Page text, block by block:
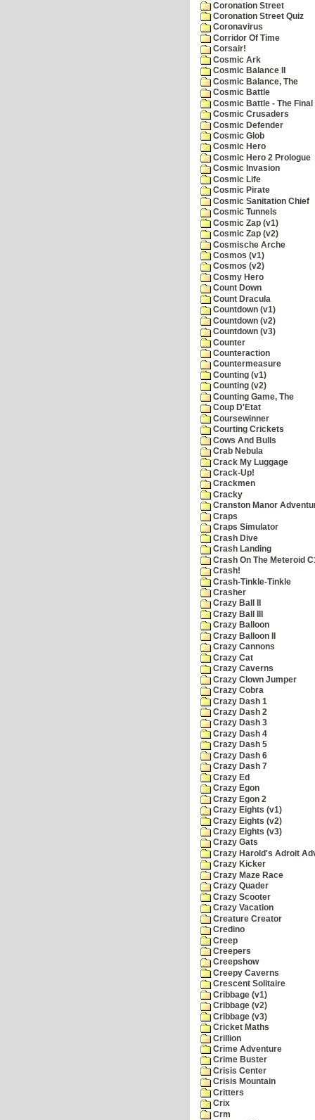
Coronation Street
Coronation Street Quiz
Coronavirus
Corridor Of Time
Corsair!
Cosmic Ark
Cosmic Balance II
Cosmic Balance, The
Cosmic Battle
Cosmic Battle - The
Cosmic Crusaders
Cosmic Defender
Cosmic Glob
Cosmic Hero
Cosmic Hero 2 Prologue
Cosmic Invasion
Cosmic Life
Cosmic Pirate
Cosmic Sanitation Chief
Cosmic Tunnels
Cosmic Zap (v1)
Cosmic Zap (v2)
Cosmische Arche
Cosmos (v1)
Cosmos (v2)
Cosmy Hero
Count Down
Count Dracula
Countdown (v1)
Countdown (v2)
Countdown (v3)
Counter
Counteraction
Countermeasure
Counting (v1)
Counting (v2)
Counting Game, The
Coup D'Etat
Coursewinner
Courting Crickets
Cows And Bulls
Crab Nebula
Crack My Luggage
Crack-Up!
Crackmen
Cracky
Cranston Manor
Craps
Craps Simulator
Crash Dive
Crash Landing
Crash On The Meteroid
Crash!
Crash-Tinkle-Tinkle
Crasher
Crazy Ball II
Crazy Ball III
Crazy Balloon
Crazy Balloon II
Crazy Cannons
Crazy Cat
Crazy Caverns
Crazy Clown Jumper
Crazy Cobra
Crazy Dash 1
Crazy Dash 2
Crazy Dash 3
Crazy Dash 4
Crazy Dash 5
Crazy Dash 6
Crazy Dash 7
Crazy Ed
Crazy Egon
Crazy Egon 2
Crazy Eights (v1)
Crazy Eights (v2)
Crazy Eights (v3)
Crazy Gats
Crazy Harold's Adroit
Crazy Kicker
Crazy Maze Race
Crazy Quader
Crazy Scooter
Crazy Vacation
Creature Creator
Credino
Creep
Creepers
Creepshow
Creepy Caverns
Crescent Solitaire
Cribbage (v1)
Cribbage (v2)
Cribbage (v3)
Cricket Maths
Crillion
Crime Adventure
Crime Buster
Crisis Center
Crisis Mountain
Critters
Crix
Crm